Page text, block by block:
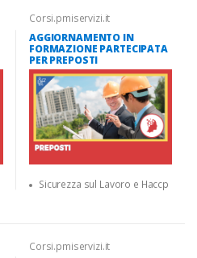
Corsi.pmiservizi.it
AGGIORNAMENTO IN
FORMAZIONE PARTECIPATA
PER PREPOSTI
Sicurezza sul Lavoro e Haccp
Corsi.pmiservizi.it